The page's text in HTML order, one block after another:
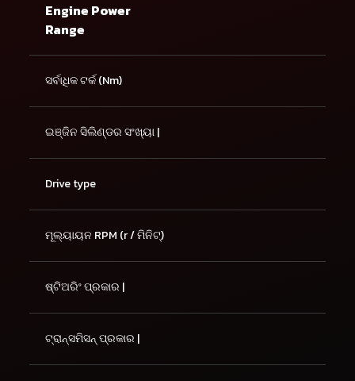
Engine Power
Range
ସର୍ବାଧିକ ଟର୍କ (Nm)
ଇଞ୍ଜିନ ସିଲିଣ୍ଡର ସଂଖ୍ୟା |
Drive type
ମୂଲ୍ୟାୟନ RPM (r / ମିନିଟ୍)
ଷ୍ଟିଅରିଂ ପ୍ରକାର |
ଟ୍ରାନ୍ସମିସନ୍ ପ୍ରକାର |